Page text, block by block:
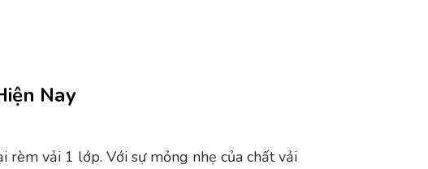
Nay
rèm vải 1 lớp. Với sự mỏng nhẹ của chất vải